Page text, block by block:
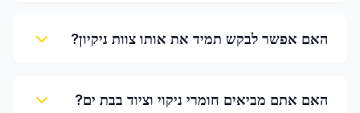
האם אפשר לבקש תמיד את אותו צוות ניקיון?
האם אתם מביאים חומרי ניקוי וציוד בבת ים?